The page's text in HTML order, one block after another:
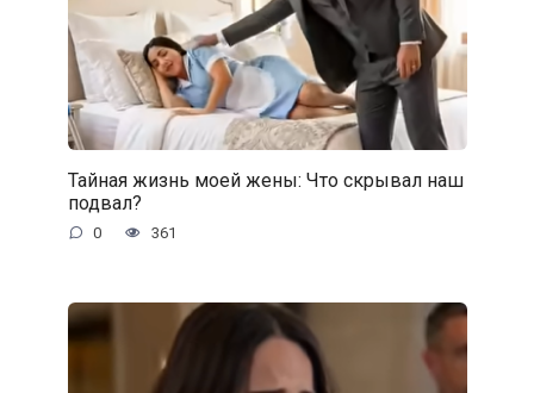
Тайная жизнь моей жены: Что скрывал наш
подвал?
0 361